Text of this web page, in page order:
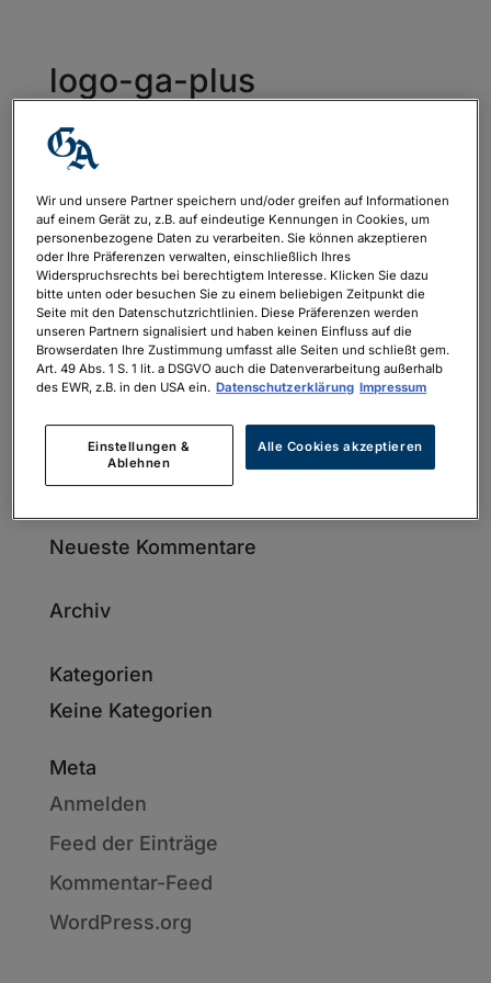
logo-ga-plus
Neueste Kommentare
Archiv
Kategorien
Keine Kategorien
Meta
Anmelden
Feed der Einträge
Kommentar-Feed
WordPress.org
Wir und unsere Partner speichern und/oder greifen auf Informationen
auf einem Gerät zu, z.B. auf eindeutige Kennungen in Cookies, um
personenbezogene Daten zu verarbeiten. Sie können akzeptieren
oder Ihre Präferenzen verwalten, einschließlich Ihres
Widerspruchsrechts bei berechtigtem Interesse. Klicken Sie dazu
bitte unten oder besuchen Sie zu einem beliebigen Zeitpunkt die
Seite mit den Datenschutzrichtlinien. Diese Präferenzen werden
unseren Partnern signalisiert und haben keinen Einfluss auf die
Browserdaten Ihre Zustimmung umfasst alle Seiten und schließt gem.
Art. 49 Abs. 1 S. 1 lit. a DSGVO auch die Datenverarbeitung außerhalb
des EWR, z.B. in den USA ein. Datenschutzerklärung Impressum
Einstellungen &
Ablehnen
Alle Cookies akzeptieren